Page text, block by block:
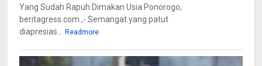
Yang Sudah Rapuh Dimakan Usia Ponorogo,
beritagress.com ,- Semangat yang patut
diapresias...
Readmore